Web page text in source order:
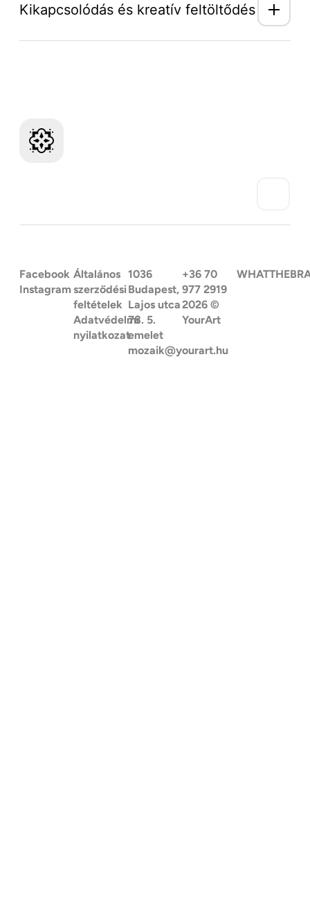
Kikapcsolódás és kreatív feltöltődés
Facebook
Instagram
Általános
szerződési
feltételek
Adatvédelmi
nyilatkozat
1036
Budapest,
Lajos utca
78. 5.
emelet
mozaik@yourart.hu
+36 70
977 2919
2026 ©
YourArt